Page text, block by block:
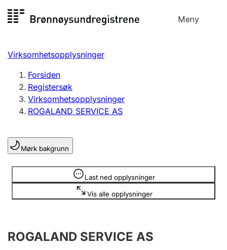
til
Meny
Registersøk
Aksjeselskap
Enkeltpersonforetak
Registrere, endre, slette
Lag og forening
Registrere, endre, slette
Årsregnskap
Virksomhetsopplysninger
Forsiden
Registersøk
Virksomhetsopplysninger
ROGALAND SERVICE AS
Mørk bakgrunn
Last ned opplysninger
Vis alle opplysninger
Opplysninger er skjult
ROGALAND SERVICE AS